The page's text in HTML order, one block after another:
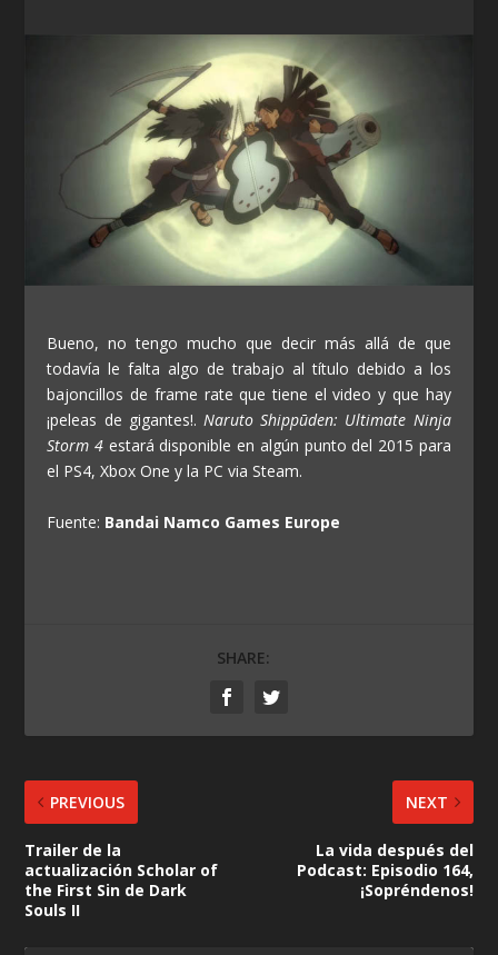
Bueno, no tengo mucho que decir más allá de que
todavía le falta algo de trabajo al título debido a los
bajoncillos de frame rate que tiene el video y que hay
¡peleas de gigantes!. Naruto Shippūden: Ultimate Ninja
Storm 4 estará disponible en algún punto del 2015 para
el PS4, Xbox One y la PC via Steam.
Fuente: Bandai Namco Games Europe
SHARE:
PREVIOUS
Trailer de la
actualización Scholar of
the First Sin de Dark
Souls II
NEXT
La vida después del
Podcast: Episodio 164,
¡Sopréndenos!